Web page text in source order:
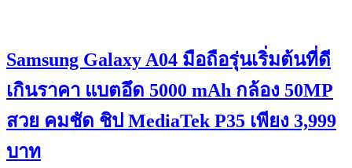
Samsung Galaxy A04 มือถือรุ่นเริ่มต้นที่ดี
เกินราคา แบตอึด 5000 mAh กล้อง 50MP
สวย คมชัด ชิป MediaTek P35 เพียง 3,999
บาท